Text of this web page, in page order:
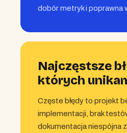
dobór metryk i poprawna
Najczęstsze
których
Częste błędy to projekt
implementacji, brak
dokumentacja niespójna